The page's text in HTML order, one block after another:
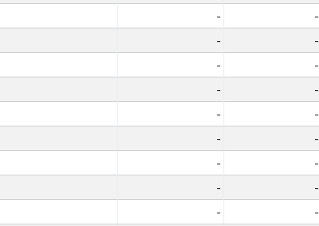
- -
- -
- -
- -
- -
- -
- -
- -
- -